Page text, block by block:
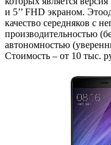
и 5’’ FHD экраном.
качество середняков с
производительностью
автономностью
Стоимость – от 10 тыс.